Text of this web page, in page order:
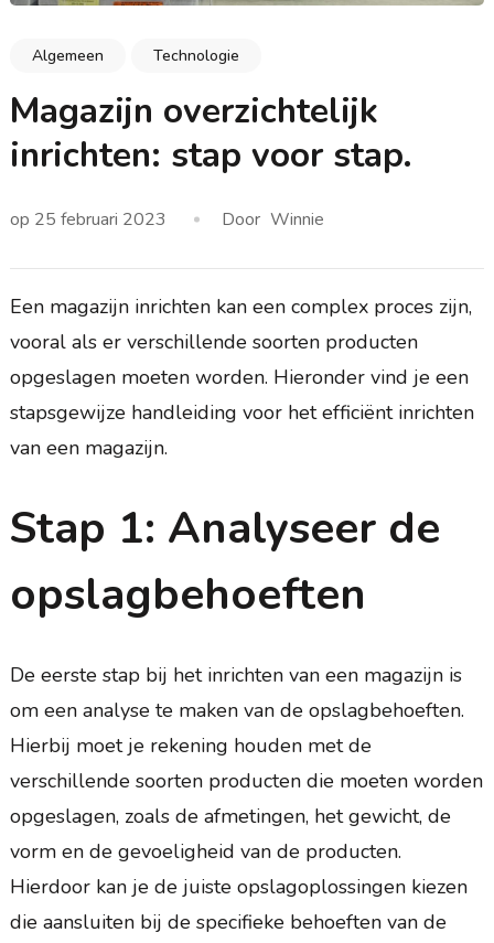
Algemeen Technologie
Magazijn overzichtelijk
inrichten: stap voor stap.
op 25 februari 2023 Door Winnie
Een magazijn inrichten kan een complex proces zijn,
vooral als er verschillende soorten producten
opgeslagen moeten worden. Hieronder vind je een
stapsgewijze handleiding voor het efficiënt inrichten
van een magazijn.
Stap 1: Analyseer de
opslagbehoeften
De eerste stap bij het inrichten van een magazijn is
om een analyse te maken van de opslagbehoeften.
Hierbij moet je rekening houden met de
verschillende soorten producten die moeten worden
opgeslagen, zoals de afmetingen, het gewicht, de
vorm en de gevoeligheid van de producten.
Hierdoor kan je de juiste opslagoplossingen kiezen
die aansluiten bij de specifieke behoeften van de